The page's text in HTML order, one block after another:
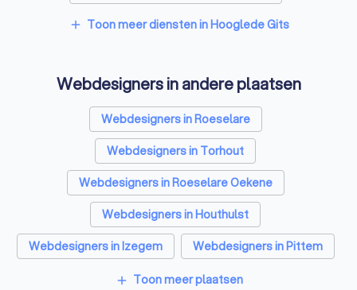
Videografen in Hooglede Gits
add Toon meer diensten in Hooglede Gits
Webdesigners in andere plaatsen
Webdesigners in Roeselare
Webdesigners in Torhout
Webdesigners in Roeselare Oekene
Webdesigners in Houthulst
Webdesigners in Izegem
Webdesigners in Pittem
Webdesigners in Moorslede
Webdesigners in Tielt
add Toon meer plaatsen